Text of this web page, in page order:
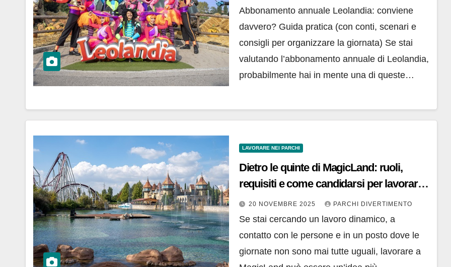
Abbonamento annuale Leolandia: conviene
davvero? Guida pratica (con conti, scenari e
consigli per organizzare la giornata) Se stai
valutando l’abbonamento annuale di Leolandia,
probabilmente hai in mente una di queste…
LAVORARE NEI PARCHI
Dietro le quinte di MagicLand: ruoli,
requisiti e come candidarsi per lavorare
nel parco di Valmontone (Roma)
20 NOVEMBRE 2025 PARCHI DIVERTIMENTO
Se stai cercando un lavoro dinamico, a
contatto con le persone e in un posto dove le
giornate non sono mai tutte uguali, lavorare a